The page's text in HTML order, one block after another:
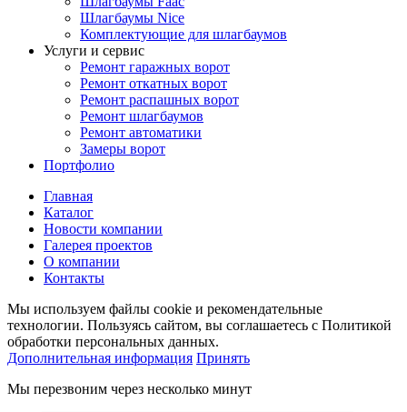
Шлагбаумы Nice
Комплектующие для шлагбаумов
Услуги и сервис
Ремонт гаражных ворот
Ремонт откатных ворот
Ремонт распашных ворот
Ремонт шлагбаумов
Ремонт автоматики
Замеры ворот
Портфолио
Главная
Каталог
Новости компании
Галерея проектов
О компании
Контакты
Мы используем файлы cookie и рекомендательные
технологии. Пользуясь сайтом, вы соглашаетесь с Политикой
обработки персональных данных.
Дополнительная информация Принять
Мы перезвоним через несколько минут